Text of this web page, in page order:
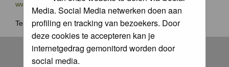
Media. Social Media netwerken doen aan
profiling en tracking van bezoekers. Door
deze cookies te accepteren kan je
internetgedrag gemonitord worden door
social media.
www.natuurfotografie.nl/rubrieken/photo-challenge/
Terug naarhome.
Register